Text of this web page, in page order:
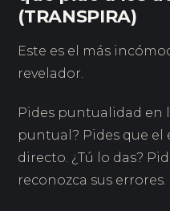
(TRANSPIRA)
Este es el más
revelador.
Pides puntualidad en
puntual? Pides que
directo. ¿Tú lo das?
reconozca sus